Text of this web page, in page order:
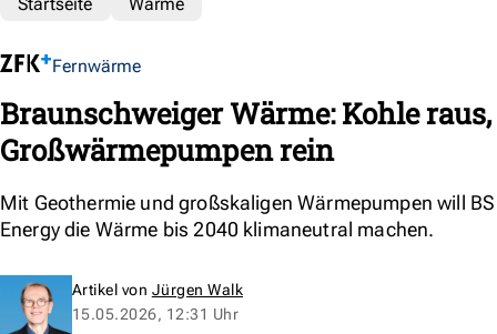
Fernwärme
Braunschweiger Wärme: Kohle raus,
Großwärmepumpen rein
Mit Geothermie und großskaligen Wärmepumpen will BS
Energy die Wärme bis 2040 klimaneutral machen.
Artikel von Jürgen Walk
15.05.2026, 12:31 Uhr